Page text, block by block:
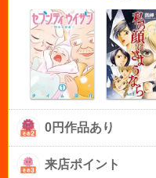
0円作品あり
来店ポイント